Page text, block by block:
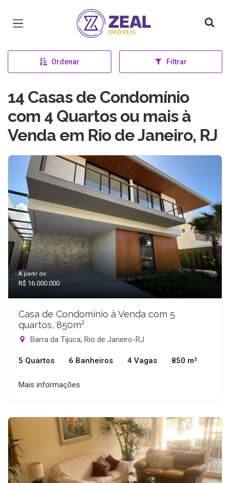
Página inicial
Ordenar Filtrar
14 Casas de Condomínio
com 4 Quartos ou mais à
Venda em Rio de Janeiro, RJ
A partir de:
R$ 16.000.000
Casa de Condomínio à Venda com 5
quartos, 850m²
Barra da Tijuca, Rio de Janeiro-RJ
5 Quartos 6 Banheiros 4 Vagas 850 m²
Mais informações